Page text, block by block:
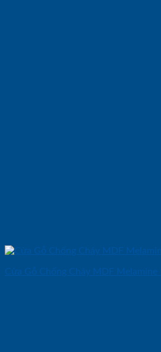
Cửa Gỗ Chống Cháy MDF Melamine 1